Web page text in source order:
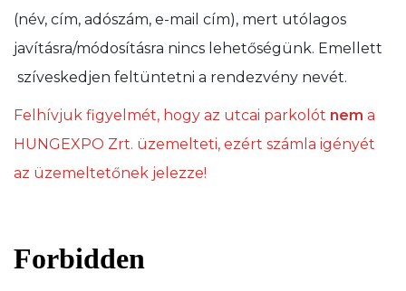
(név, cím, adószám, e-mail cím), mert utólagos
javításra/módosításra nincs lehetőségünk. Emellett
szíveskedjen feltüntetni a rendezvény nevét.
Felhívjuk figyelmét, hogy az utcai parkolót nem a
HUNGEXPO Zrt. üzemelteti, ezért számla igényét
az üzemeltetőnek jelezze!